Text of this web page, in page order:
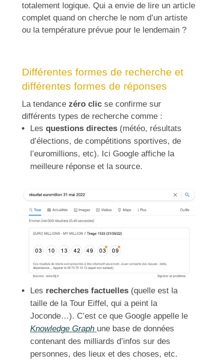
totalement logique. Qui a envie de lire un article
complet quand on cherche le nom d’un artiste
ou la température prévue pour le lendemain ?
Différentes formes de recherche et
différentes formes de réponses
La tendance zéro clicse confirme sur
différents types de recherche comme :
Les questions directes(météo, résultats
d’élections, de compétitions sportives, de
l’euromillions, etc). Ici Google affiche la
meilleure réponse et la source.
Les recherches factuelles(quelle est la
taille de la Tour Eiffel, qui a peint la
Joconde…). C’est ce que Google appelle le
Knowledge Graph une base de données
contenant des milliards d’infos sur des
personnes, des lieux et des choses, etc.